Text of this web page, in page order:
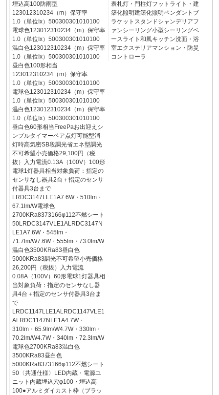
埋込高100防雨型
123012310234（m）保守率
1.0（単位Ix）500300301010100
電球色123012310234（m）保守率
1.0（単位Ix）500300301010100
温白色123012310234（m）保守率
1.0（単位Ix）500300301010100
昼白色100形相当
123012310234（m）保守率
1.0（単位Ix）500300301010100
電球色123012310234（m）保守率
1.0（単位Ix）500300301010100
温白色123012310234（m）保守率
1.0（単位Ix）500300301010100
昼白色60形相当FreePaお出迎えシ
ンプルタイマーペア点灯可能型消
灯時高気密SB段調光省エネ型調光
不可希望小売価格29,100円（税
抜）入力電流0.13A（100V）100形
電球1灯器具相当対象負荷：指定の
センサなし器具2台＋指定のセンサ
付器具3台まで
LRDC3147LLE1A7.6W・510lm・
67.1lm/W電球色
2700KRa8373166φ112不燃シート
50LRDC3147VLE1ALRDC3147N
LE1A7.6W・545lm・
71.7lm/W7.6W・555lm・73.0lm/W
温白色3500KRa83昼白色
5000KRa83調光不可希望小売価格
26,200円（税抜）入力電流
0.08A（100V）60形電球1灯器具相
当対象負荷：指定のセンサなし器
具4台＋指定のセンサ付器具3台ま
で
LRDC1147LLE1ALRDC1147VLE1
ALRDC1147NLE1A4.7W・
310lm・65.9lm/W4.7W・330lm・
70.2lm/W4.7W・340lm・72.3lm/W
電球色2700KRa83温白色
3500KRa83昼白色
5000KRa8373166φ112不燃シート
50〈共通仕様〉LED内蔵・電源ユ
ニット内蔵埋込穴φ100・埋込高
100●アルミダイカスト枠（ブラッ
表札灯・門柱灯フットライト・建
築化照明建築化照明ペンダントブ
ラケットスタンドシャンデリアフ
ァンシーリング小型シーリングベ
ースライト和風キッチン洗面・浴
室エクステリアマンション・防災
コントローラ